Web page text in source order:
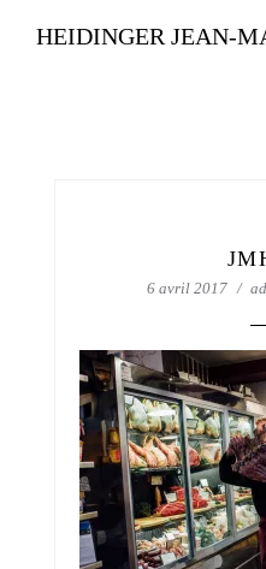
HEIDINGER JEAN-
6 avril 2017